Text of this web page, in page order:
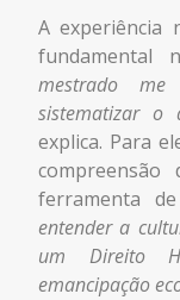
A experiência
fundamental
mestrado
sistematizar o
explica. Para
ferramenta
entender a
um Direito
emancipação